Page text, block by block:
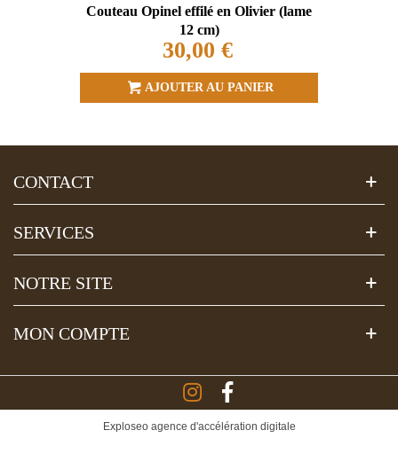
Couteau Opinel effilé en Olivier (lame
12 cm)
30,00 €
AJOUTER AU PANIER
CONTACT
SERVICES
NOTRE SITE
MON COMPTE
Exploseo agence d'accélération digitale